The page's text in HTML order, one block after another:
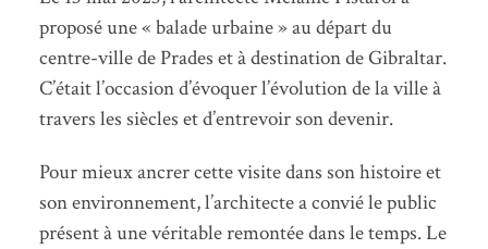
proposé une « balade urbaine » au départ du
centre-ville de Prades et à destination de Gibraltar.
C’était l’occasion d’évoquer l’évolution de la ville à
travers les siècles et d’entrevoir son devenir.
Pour mieux ancrer cette visite dans son histoire et
son environnement, l’architecte a convié le public
présent à une véritable remontée dans le temps. Le